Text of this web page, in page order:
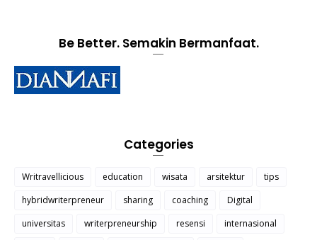
Be Better. Semakin Bermanfaat.
Categories
Writravellicious education wisata arsitektur
tips
hybridwriterpreneur
sharing coaching
Digital
universitas
writerpreneurship resensi
internasional